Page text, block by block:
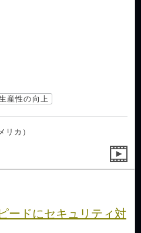
産性の向上
カ）
ードにセキュリティ対